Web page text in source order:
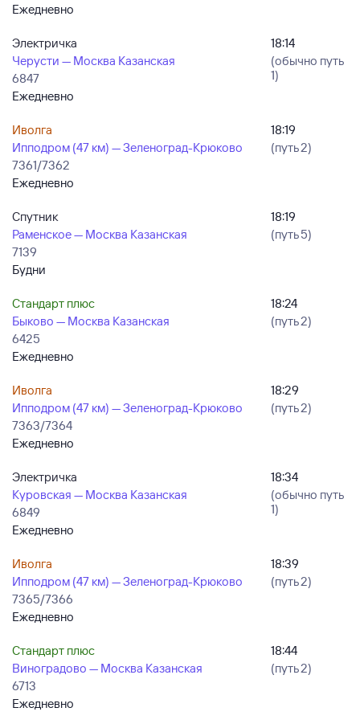
Ежедневно
Электричка
Черусти — Москва Казанская
6847
Ежедневно
18:14
(обычно путь
1)
Иволга
Ипподром (47 км) — Зеленоград-Крюково
7361/7362
Ежедневно
18:19
(путь 2)
Спутник
Раменское — Москва Казанская
7139
Будни
18:19
(путь 5)
Стандарт плюс
Быково — Москва Казанская
6425
Ежедневно
18:24
(путь 2)
Иволга
Ипподром (47 км) — Зеленоград-Крюково
7363/7364
Ежедневно
18:29
(путь 2)
Электричка
Куровская — Москва Казанская
6849
Ежедневно
18:34
(обычно путь
1)
Иволга
Ипподром (47 км) — Зеленоград-Крюково
7365/7366
Ежедневно
18:39
(путь 2)
Стандарт плюс
Виноградово — Москва Казанская
6713
Ежедневно
18:44
(путь 2)